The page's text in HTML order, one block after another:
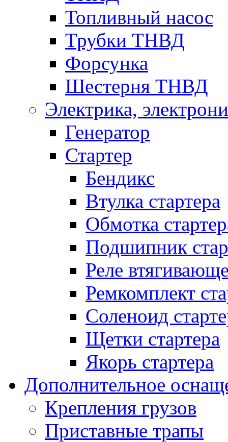
Топливный насос
Трубки ТНВД
Форсунка
Шестерня ТНВД
Электрика,
Генератор
Стартер
Бендикс
Втулка стартера
Обмотка
Подшипник
Реле
Ремкомплект
Соленоид
Щетки стартера
Якорь стартера
Дополнительное
Крепления грузов
Приставные трапы